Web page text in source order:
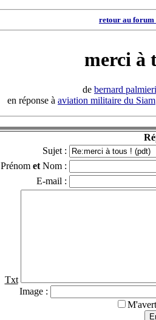
retour au
merci à
de bernard palmieri
en réponse à aviation militaire du Siam
Sujet :
Prénom et Nom :
E-mail :
Txt
Image :